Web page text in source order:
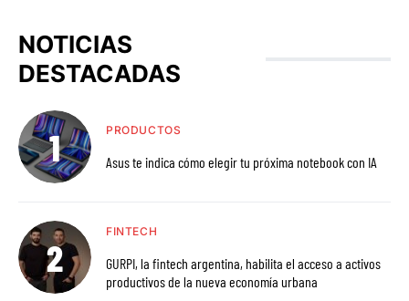
NOTICIAS
DESTACADAS
PRODUCTOS
Asus te indica cómo elegir tu próxima notebook con IA
FINTECH
GURPI, la fintech argentina, habilita el acceso a activos
productivos de la nueva economía urbana